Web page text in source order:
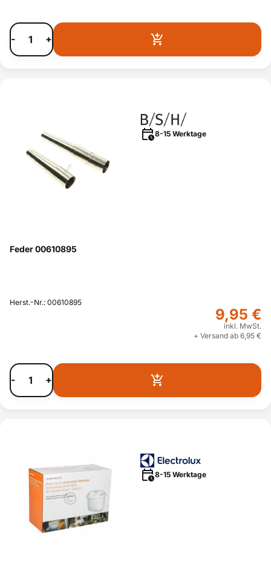
- +
8-15 Werktage
Feder 00610895
Herst.-Nr.: 00610895
9,95 €
inkl. MwSt.
+ Versand ab 6,95 €
- +
8-15 Werktage